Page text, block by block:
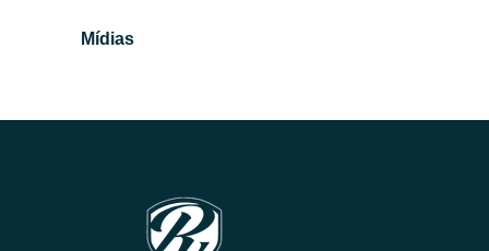
Mídias